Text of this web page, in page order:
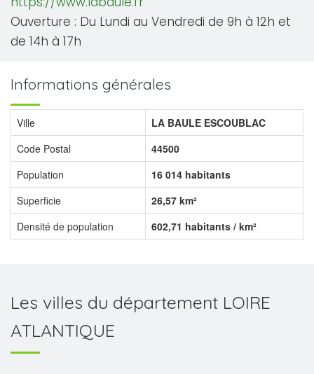
Ouverture : Du Lundi au Vendredi de 9h à 12h et
de 14h à 17h
Informations générales
Ville
LA BAULE ESCOUBLAC
Code Postal
44500
Population
16 014 habitants
Superficie
26,57 km²
Densité de population
602,71 habitants / km²
Les villes du département LOIRE
ATLANTIQUE